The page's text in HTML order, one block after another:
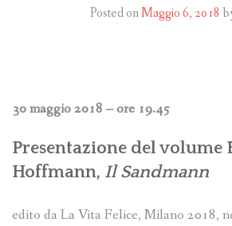
PROGRAMMI MENSILI ED EVENTI
Posted onMaggio 6, 2018
30 maggio 2018 – ore 19.45
Presentazione del volume
Hoffmann, Il Sandmann
edito da La Vita Felice, Milano 2018,